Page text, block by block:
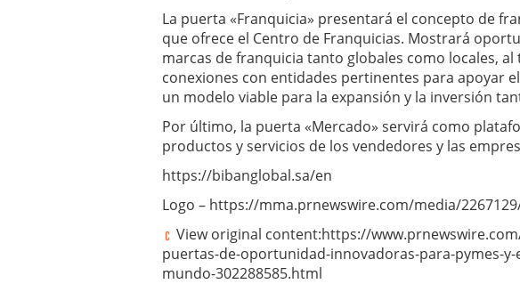
La puerta «Franquicia» presentará el concepto de
que ofrece el Centro de Franquicias. Mostrará
marcas de franquicia tanto globales como locales,
conexiones con entidades pertinentes para apoyar
un modelo viable para la expansión y la inversión
Por último, la puerta «Mercado» servirá como
productos y servicios de los vendedores y las
https://bibanglobal.sa/en
Logo – https://mma.prnewswire.com/media/
View original content:https://
puertas-de-oportunidad-innovadoras-para-pymes-
mundo-302288585.html